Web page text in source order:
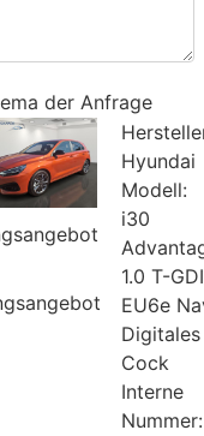
der Anfrage
Hyundai
Modell:
i30
1.0 T-GDI
EU6e
Digitales
Cock
Interne
Nummer: